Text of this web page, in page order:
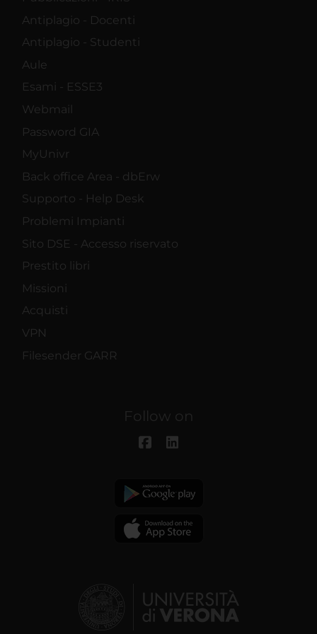
Antiplagio - Docenti
Antiplagio - Studenti
Aule
Esami - ESSE3
Webmail
Password GIA
MyUnivr
Back office Area - dbErw
Supporto - Help Desk
Problemi Impianti
Sito DSE - Accesso riservato
Prestito libri
Missioni
Acquisti
VPN
Filesender GARR
Follow on